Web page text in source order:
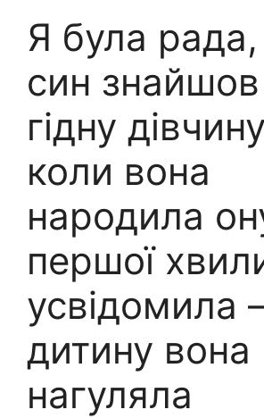
Я була
син знайшов
гідну
коли вона
народила
першої
усвідомила
дитину вона
нагуляла